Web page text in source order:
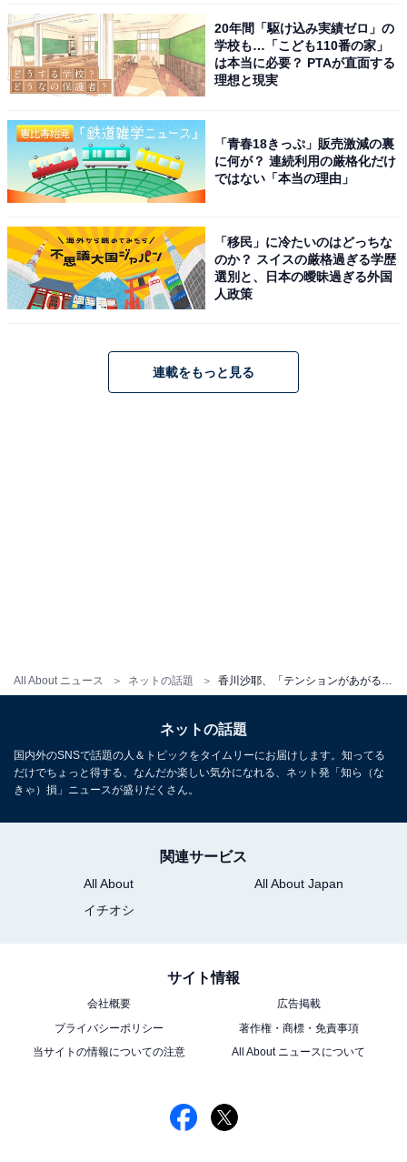
All About ニュース ネットの話題 香川沙耶、「テンションがあがる下着」姿を披露！ 「セクシーで素晴らしいプロポーションの美脚美女」
20年間「駆け込み実績ゼロ」の
学校も…「こども110番の家」
は本当に必要？ PTAが直面する
理想と現実
「青春18きっぷ」販売激減の裏
に何が？ 連続利用の厳格化だけ
ではない「本当の理由」
「移民」に冷たいのはどっちな
のか？ スイスの厳格過ぎる学歴
選別と、日本の曖昧過ぎる外国
人政策
連載をもっと見る
ネットの話題
国内外のSNSで話題の人＆トピックをタイムリーにお届けします。知ってる
だけでちょっと得する、なんだか楽しい気分になれる、ネット発「知ら（な
きゃ）損」ニュースが盛りだくさん。
関連サービス
All About
All About Japan
イチオシ
サイト情報
会社概要
広告掲載
プライバシーポリシー
著作権・商標・免責事項
当サイトの情報についての注意
All About ニュースについて